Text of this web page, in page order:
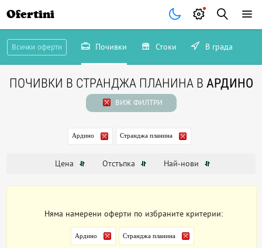
Ofertini
Всички оферти Почивки Стоки В града
ПОЧИВКИ В СТРАНДЖА ПЛАНИНА В АРДИНО
ВИЖ ФИЛТРИ
Ардино Странджа планина
Цена Отстъпка Най-нови
Няма намерени оферти по избраните критерии:
Ардино Странджа планина